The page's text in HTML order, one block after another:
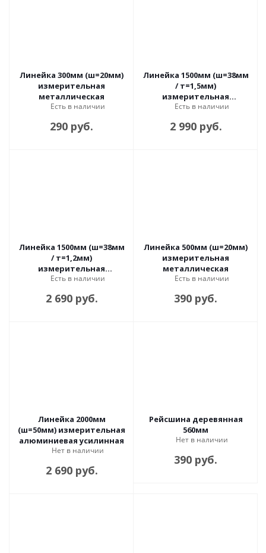
Линейка 300мм (ш=20мм)
измерительная
металлическая
Есть в наличии
290 руб.
Линейка 1500мм (ш=38мм
/ т=1,5мм)
измерительная
металлическая
Есть в наличии
2 990 руб.
Линейка 1500мм (ш=38мм
/ т=1,2мм)
измерительная
металлическая
Есть в наличии
2 690 руб.
Линейка 500мм (ш=20мм)
измерительная
металлическая
Есть в наличии
390 руб.
Линейка 2000мм
(ш=50мм) измерительная
алюминиевая усилинная
Нет в наличии
2 690 руб.
Рейсшина деревянная
560мм
Нет в наличии
390 руб.